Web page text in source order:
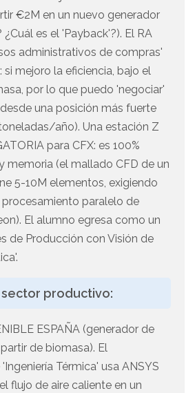
€2M en un nuevo generador
es el 'Payback'?). El RA
administrativos de compras'
mejoro la eficiencia, bajo el
por lo que puedo 'negociar'
una posición más fuerte
año). Una estación Z
para CFX: es 100%
memoria (el mallado CFD de un
5-10M elementos, exigiendo
paralelo de
El alumno egresa como un
de Producción con Visión de
sector productivo:
ESPAÑA (generador de
de biomasa). El
Térmica' usa ANSYS
flujo de aire caliente en un